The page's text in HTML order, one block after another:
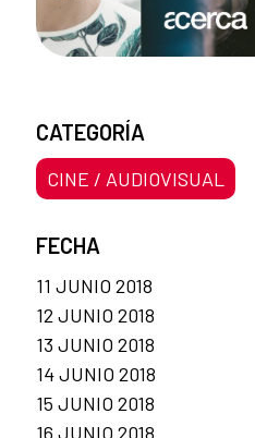
CATEGORÍA
CINE / AUDIOVISUAL
FECHA
11 JUNIO 2018
12 JUNIO 2018
13 JUNIO 2018
14 JUNIO 2018
15 JUNIO 2018
16 JUNIO 2018